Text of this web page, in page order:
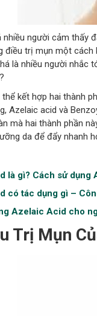
nhiều người cảm thấy
điều trị mụn một
là nhiều người nhắc
kết hợp hai thành
Azelaic acid và
mà hai thành phần
da để đẩy nhanh
là gì? Cách sử dụng
có tác dụng gì –
Azelaic Acid cho
Trị Mụn